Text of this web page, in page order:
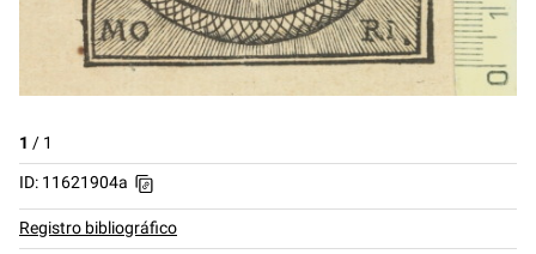
1 / 1
ID: 11621904a
Registro bibliográfico